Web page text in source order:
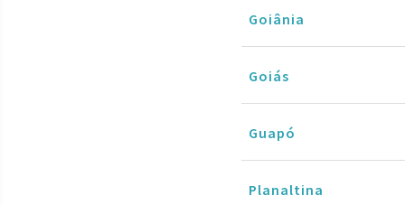
Goiânia
Goiás
Guapó
Planaltina